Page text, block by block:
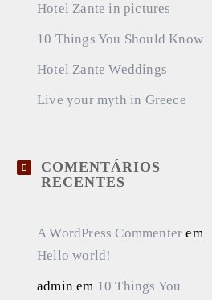
Hotel Zante in pictures
10 Things You Should Know
Hotel Zante Weddings
Live your myth in Greece
COMENTÁRIOS
RECENTES
A WordPress Commenter em
Hello world!
admin em 10 Things You